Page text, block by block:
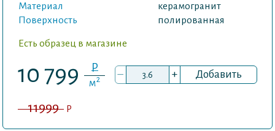
Материал
керамогранит
Поверхность
полированная
Есть образец в магазине
10 799 P
м2 – + Добавить
11999 P